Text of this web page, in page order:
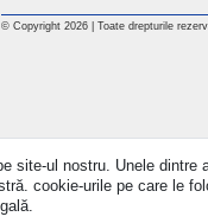
© Copyright 2026 | Toate drepturile
site-ul nostru. Unele
cookie-urile pe care le